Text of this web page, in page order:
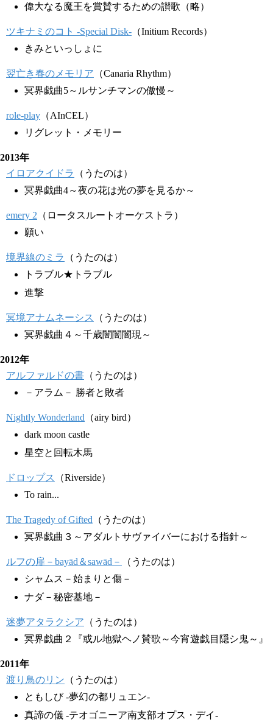
偉大なる魔王を賞賛するための讃歌（略）
ツキナミのコト -Special Disk- （Initium Records）
きみといっしょに
翌亡き春のメモリア （Canaria Rhythm）
冥界戯曲5～ルサンチマンの傲慢～
role-play （AInCEL）
リグレット・メモリー
2013年
イロアクイドラ
（うたのは）
冥界戯曲4～夜の花は光の夢を見るか～
emery 2 （ロータスルートオーケストラ）
願い
境界線のミラ
（うたのは）
トラブル★トラブル
進撃
冥境アナムネーシス
（うたのは）
冥界戯曲４～千歳闇闇闇現～
2012年
アルファルドの書 （うたのは）
－アラム－ 勝者と敗者
Nightly Wonderland （airy bird）
dark moon castle
星空と回転木馬
ドロップス
（Riverside）
To rain...
The Tragedy of Gifted （うたのは）
冥界戯曲３～アダルトサヴァイバーにおける指針～
ルフの扉－bayād＆sawād－
（うたのは）
シャムス－始まりと傷－
ナダ－秘密基地－
迷夢アタラクシア （うたのは）
冥界戯曲２『或ル地獄ヘノ賛歌～今宵遊戯目隠シ鬼～』
2011年
渡り鳥のリン （うたのは）
ともしび -夢幻の都リュエン-
真諦の儀 -テオゴニーア南支部オプス・デイ-